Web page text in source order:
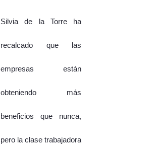
Silvia de la Torre ha
recalcado que las
empresas están
obteniendo más
beneficios que nunca,
pero la clase trabajadora